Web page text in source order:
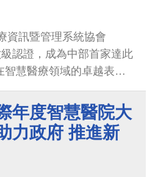
資訊暨管理系統協會
認證，成為中部首家達此
慧醫療領域的卓越表
病人更精準的診斷和更客
中獲得最安全、最有效的
年度智慧醫院大
力政府 推進新